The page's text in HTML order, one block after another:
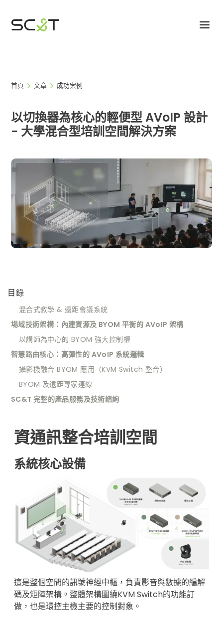
首頁 文章 成功案例
以切換器為核心的輕便型 AVoIP 設計
- 大學混合型培訓空間解決方案
資通訊整合培訓空間
系統核心設備
這是整個空間的訊號神經中樞，負責影音與數據的編解
碼及矩陣架構。整體架構圍繞KVM Switch的功能訂
做，也是環控主機主要的控制對象。
目錄
混合式教學 & 遠距會議系統
場域技術架構：內建資源及 BYOM 平衡的 AVoIP 架構
以講師為中心的 BYOM 強大控制權
智慧路由核心：高彈性的 AVoIP 系統邏輯
攝影機融合 BYOM 應用（KVM Switch 整合）
BYOM 及遠距專家連線
SC&T 完整的產品服務及技術諮詢